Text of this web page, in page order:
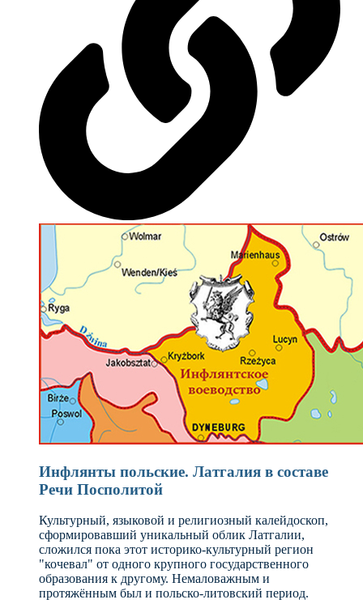
Инфлянты польские. Латгалия в составе
Речи Посполитой
Культурный, языковой и религиозный калейдоскоп,
сформировавший уникальный облик Латгалии,
сложился пока этот историко-культурный регион
"кочевал" от одного крупного государственного
образования к другому. Немаловажным и
протяжённым был и польско-литовский период.